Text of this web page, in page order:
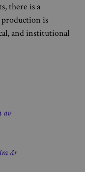
there is a
is
and institutional
av
är